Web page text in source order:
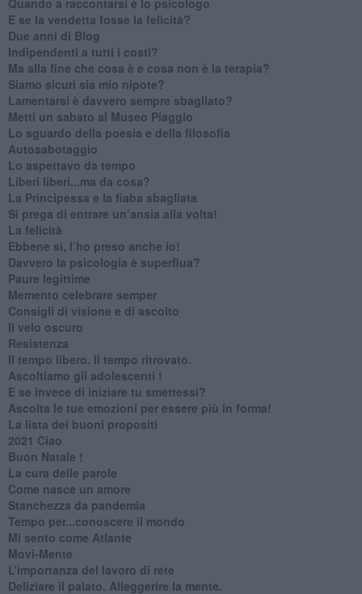
​E se la vendetta fosse la felicità?
​Due anni di Blog
​Indipendenti a tutti i costi?
​Ma alla fine che cosa è e cosa non è la terapia?
​Siamo sicuri sia mio nipote?
​Lamentarsi è davvero sempre sbagliato?
​Metti un sabato al Museo Piaggio
​Lo sguardo della poesia e della filosofia
Autosabotaggio
​Lo aspettavo da tempo
​Liberi liberi...ma da cosa?
​La Principessa e la fiaba sbagliata
Si prega di entrare un’ansia alla volta!
​La felicità
​Ebbene sì, l’ho preso anche io!
​Davvero la psicologia è superflua?
Paure legittime
​Memento celebrare semper
​Consigli di visione e di ascolto
​Il velo oscuro
Resistenza
​Il tempo libero. Il tempo ritrovato.
Ascoltiamo gli adolescenti !
​E se invece di iniziare tu smettessi?
​Ascolta le tue emozioni per essere più in forma!
​La lista dei buoni propositi
2021 Ciao
Buon Natale !
​La cura delle parole
​Come nasce un amore
Stanchezza da pandemia
​Tempo per...conoscere il mondo
​Mi sento come Atlante
​Movi-Mente
​L’importanza del lavoro di rete
​Deliziare il palato. Alleggerire la mente.